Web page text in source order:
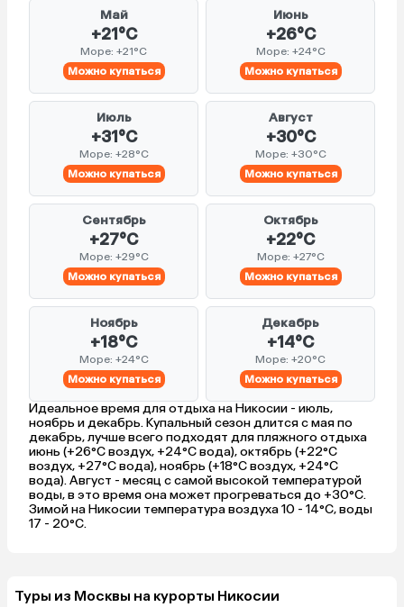
Май
+21°C
Море: +21°C
Можно купаться
Июнь
+26°C
Море: +24°C
Можно купаться
Июль
+31°C
Море: +28°C
Можно купаться
Август
+30°C
Море: +30°C
Можно купаться
Сентябрь
+27°C
Море: +29°C
Можно купаться
Октябрь
+22°C
Море: +27°C
Можно купаться
Ноябрь
+18°C
Море: +24°C
Можно купаться
Декабрь
+14°C
Море: +20°C
Можно купаться
Идеальное время для отдыха на Никосии - июль,
ноябрь и декабрь. Купальный сезон длится с мая по
декабрь, лучше всего подходят для пляжного отдыха
июнь (+26°C воздух, +24°C вода), октябрь (+22°C
воздух, +27°C вода), ноябрь (+18°C воздух, +24°C
вода). Август - месяц с самой высокой температурой
воды, в это время она может прогреваться до +30°C.
Зимой на Никосии температура воздуха 10 - 14°C, воды
17 - 20°C.
Туры из Москвы на курорты Никосии